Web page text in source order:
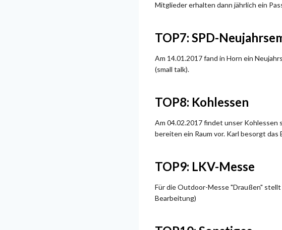
Mitglieder erhalten dann jährlich ein
TOP7: SPD-
Am 14.01.2017 fand in Horn ein
(small talk).
TOP8: Kohlessen
Am 04.02.2017 findet unser Kohlessen
bereiten ein Raum vor. Karl besorgt das
TOP9: LKV-Messe
Für die Outdoor-Messe "Draußen"
Bearbeitung)